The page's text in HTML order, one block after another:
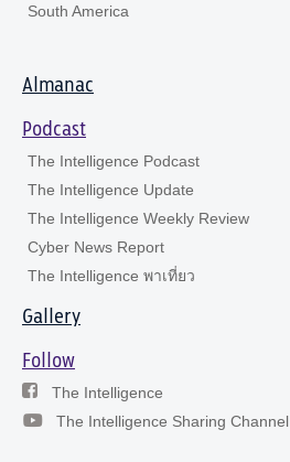
South America
Almanac
Podcast
The Intelligence Podcast
The Intelligence Update
The Intelligence Weekly Review
Cyber News Report
The Intelligence พาเที่ยว
Gallery
Follow
The Intelligence
The Intelligence Sharing Channel